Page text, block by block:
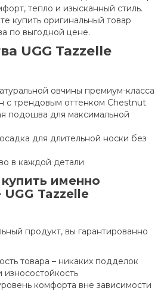
тепло и изысканный стиль.
купить оригинальный товар
по выгодной цене.
UGG Tazzelle
овчины премиум-класса
с трендовым оттенком Chestnut
подошва для максимальной
для длительной носки без
в каждой детали
именно
Tazzelle
продукт, вы гарантированно
товара – никаких подделок
износостойкость
комфорта вне зависимости